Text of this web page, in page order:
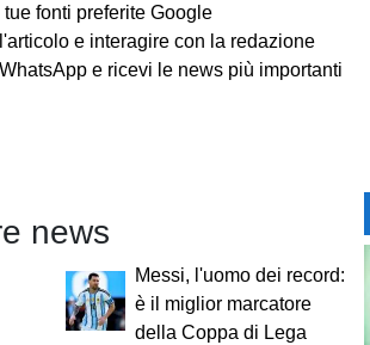
fonti preferite Google
e interagire con la redazione
e ricevi le news più importanti
news
Messi, l'uomo dei record:
è il miglior marcatore
della Coppa di Lega